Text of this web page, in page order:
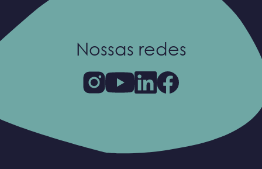
Nossas redes